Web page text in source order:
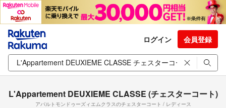
ログイン 会員登録
L'Appartement DEUXIEME CLASSE (チェスターコート)
アパルトモンドゥーズィエムクラスのチェスターコート / レディース